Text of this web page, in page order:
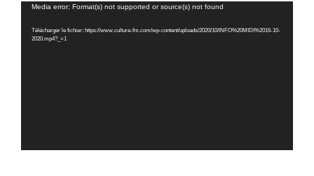
Lecteur
Media error: Format(s) not supported or source(s) not found
Télécharger le fichier: https://www.culture-fm.com/wp-content/uploads/2020/10/INFO%20MIDI%2016-10-
2020.mp4?_=1